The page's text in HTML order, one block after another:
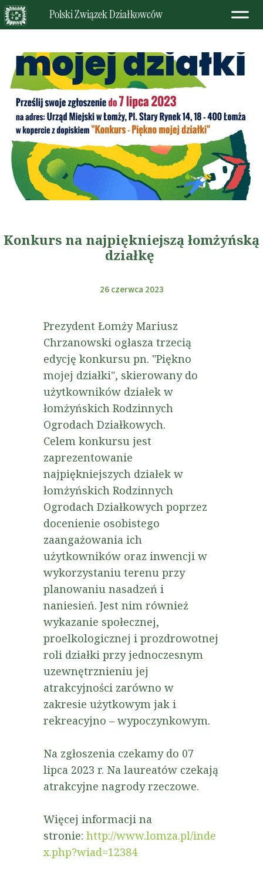
Polski Związek Działkowców
26 czerwca 2023
Konkurs na najpiękniejszą łomżyńską
działkę
Prezydent Łomży Mariusz
Chrzanowski ogłasza trzecią
edycję konkursu pn. "Piękno
mojej działki", skierowany do
użytkowników działek w
łomżyńskich Rodzinnych
Ogrodach Działkowych.
Celem konkursu jest
zaprezentowanie
najpiękniejszych działek w
łomżyńskich Rodzinnych
Ogrodach Działkowych poprzez
docenienie osobistego
zaangażowania ich
użytkowników oraz inwencji w
wykorzystaniu terenu przy
planowaniu nasadzeń i
naniesień. Jest nim również
wykazanie społecznej,
proelkologicznej i prozdrowotnej
roli działki przy jednoczesnym
uzewnętrznieniu jej
atrakcyjności zarówno w
zakresie użytkowym jak i
rekreacyjno – wypoczynkowym.
Na zgłoszenia czekamy do 07
lipca 2023 r. Na laureatów czekają
atrakcyjne nagrody rzeczowe.
Więcej informacji na
stronie: http://www.lomza.pl/inde
x.php?wiad=12384